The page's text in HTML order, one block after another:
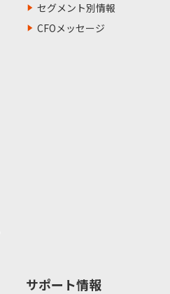
セグメント別情報
CFOメッセージ
サポート情報